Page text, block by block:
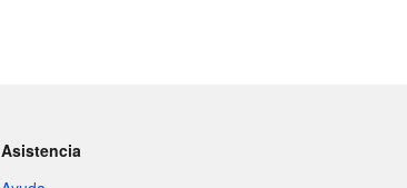
Asistencia